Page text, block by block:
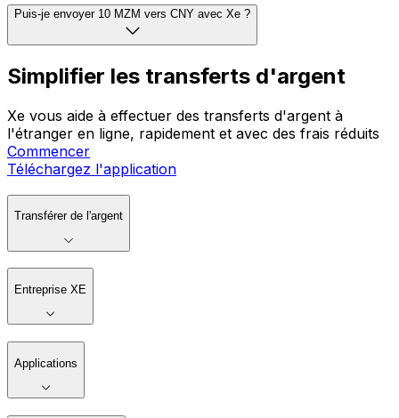
Puis-je envoyer 10 MZM vers CNY avec Xe ?
Simplifier les transferts d'argent
Xe vous aide à effectuer des transferts d'argent à
l'étranger en ligne, rapidement et avec des frais réduits
Commencer
Téléchargez l'application
Transférer de l'argent
Entreprise XE
Applications